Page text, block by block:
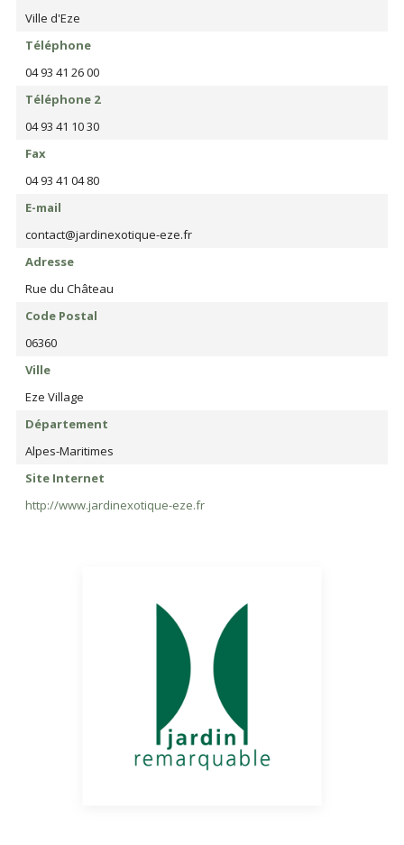
Ville d'Eze
Téléphone
04 93 41 26 00
Téléphone 2
04 93 41 10 30
Fax
04 93 41 04 80
E-mail
contact@jardinexotique-eze.fr
Adresse
Rue du Château
Code Postal
06360
Ville
Eze Village
Département
Alpes-Maritimes
Site Internet
http://www.jardinexotique-eze.fr